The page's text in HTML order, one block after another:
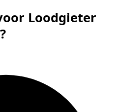
Loodgieter